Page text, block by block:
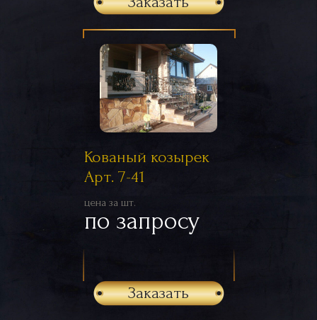
Кованый козырек
Арт. 7-41
цена за шт.
по запросу
Заказать